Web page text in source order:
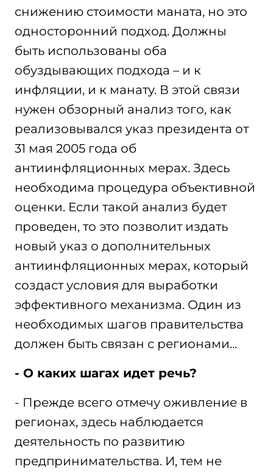
снижению стоимости маната, но это
односторонний подход. Должны
быть использованы оба
обуздывающих подхода – и к
инфляции, и к манату. В этой связи
нужен обзорный анализ того, как
реализовывался указ президента от
31 мая 2005 года об
антиинфляционных мерах. Здесь
необходима процедура объективной
оценки. Если такой анализ будет
проведен, то это позволит издать
новый указ о дополнительных
антиинфляционных мерах, который
создаст условия для выработки
эффективного механизма. Один из
необходимых шагов правительства
должен быть связан с регионами...
- О каких шагах идет речь?
- Прежде всего отмечу оживление в
регионах, здесь наблюдается
деятельность по развитию
предпринимательства. И, тем не